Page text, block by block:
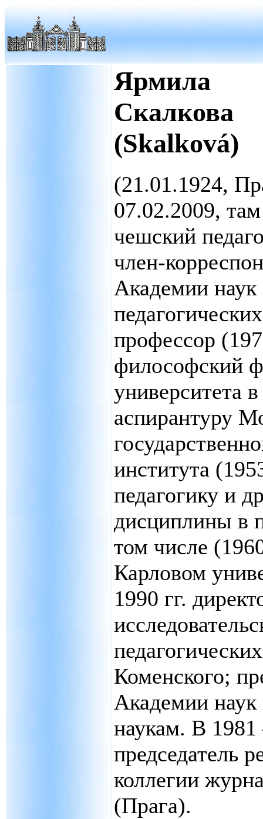
Ярмила
Скалкова
(Skalková)
(21.01.1924,
07.02.2009,
чешский
член-
Академии наук
профессор
философский
университета
аспирантуру
института
педагогику и
дисциплины в
том числе
Карловом
1990 гг.
Коменского;
Академии наук
наукам. В 1981
председатель
коллегии
(Прага).